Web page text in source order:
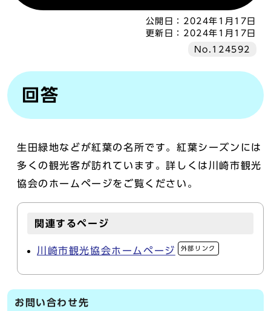
公開日： 2024年1月17日
更新日： 2024年1月17日
No.124592
回答
生田緑地などが紅葉の名所です。紅葉シーズンには
多くの観光客が訪れています。詳しくは川崎市観光
協会のホームページをご覧ください。
関連するページ
川崎市観光協会ホームページ 外部リンク
お問い合わせ先